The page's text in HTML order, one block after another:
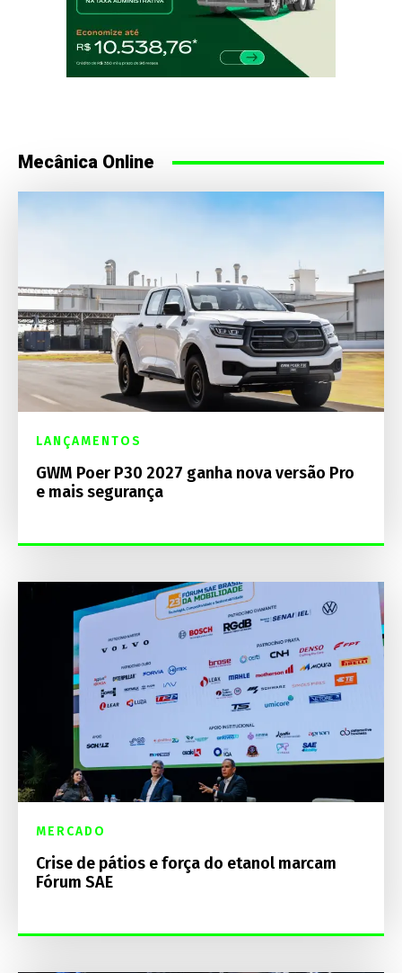
Mecânica Online
LANÇAMENTOS
GWM Poer P30 2027 ganha nova versão Pro
e mais segurança
MERCADO
Crise de pátios e força do etanol marcam
Fórum SAE